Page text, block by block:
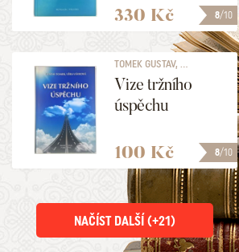
8/10
330 Kč
8/10
TOMEK GUSTAV, ...
Vize tržního
úspěchu
100 Kč
NAČÍST DALŠÍ (+21)